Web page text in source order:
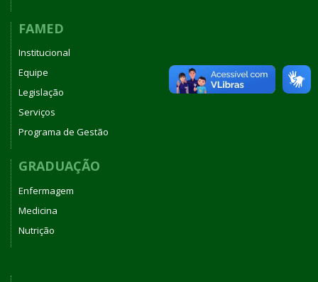
FAMED
Institucional
Equipe
Legislação
Serviços
Programa de Gestão
GRADUAÇÃO
Enfermagem
Medicina
Nutrição